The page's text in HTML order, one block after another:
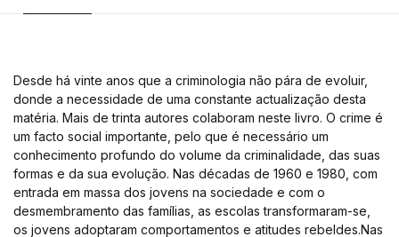
Desde há vinte anos que a criminologia não pára de evoluir,
donde a necessidade de uma constante actualização desta
matéria. Mais de trinta autores colaboram neste livro. O crime é
um facto social importante, pelo que é necessário um
conhecimento profundo do volume da criminalidade, das suas
formas e da sua evolução. Nas décadas de 1960 e 1980, com
entrada em massa dos jovens na sociedade e com o
desmembramento das famílias, as escolas transformaram-se,
os jovens adoptaram comportamentos e atitudes rebeldes.Nas